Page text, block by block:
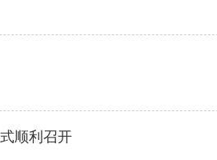
顺利召开